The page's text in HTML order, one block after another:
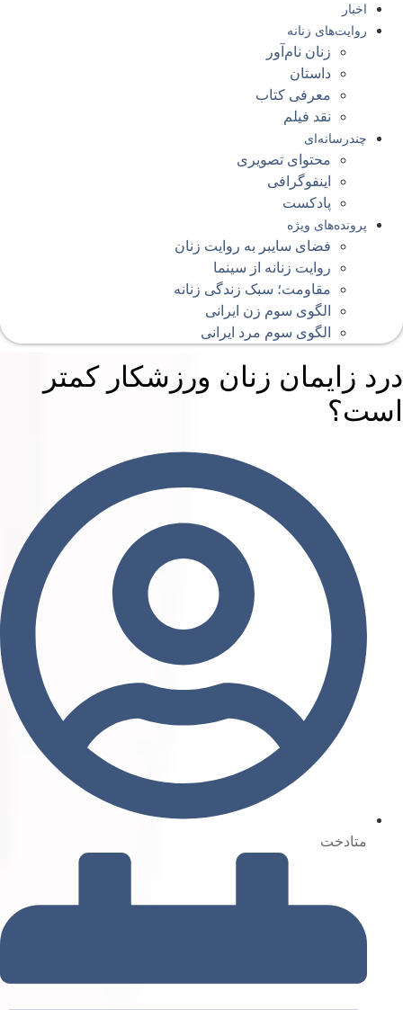
اخبار
روایت‌های زنانه
زنان نام‌آور
داستان
معرفی کتاب
نقد فیلم
چندرسانه‌ای
محتوای تصویری
اینفوگرافی
پادکست
پرونده‌های ویژه
فضای سایبر به روایت زنان
روایت زنانه از سینما
مقاومت؛ سبک زندگی زنانه
الگوی سوم زن ایرانی
الگوی سوم مرد ایرانی
زایمان زنان ورزشکار کمتر
متادخت